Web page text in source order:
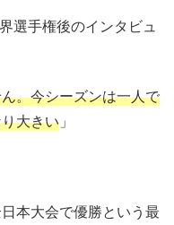
選手権後のインタビュ
。今シーズンは一人で
大きい 」
本大会で優勝という最